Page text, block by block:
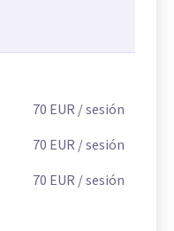
70 EUR / sesión
70 EUR / sesión
70 EUR / sesión